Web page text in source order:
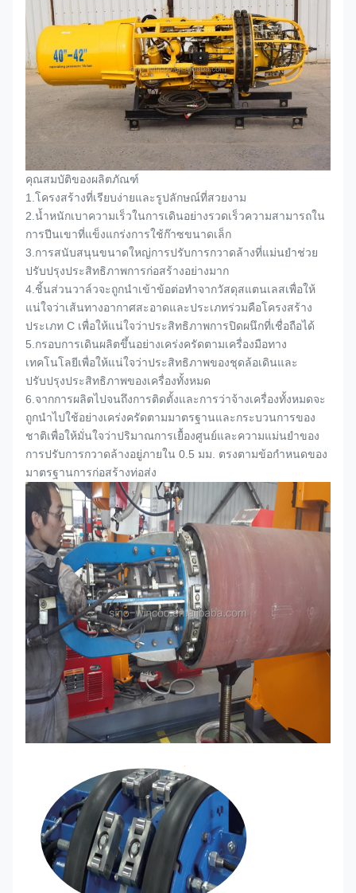
คุณสมบัติของผลิตภัณฑ์
1. โครงสร้างที่เรียบง่ายและรูปลักษณ์ที่สวยงาม
2. น้ำหนักเบาความเร็วในการเดินอย่างรวดเร็วความสามารถใน
การปีนเขาที่แข็งแกร่งการใช้ก๊าซขนาดเล็ก
3. การสนับสนุนขนาดใหญ่การปรับการกวาดล้างที่แม่นยำช่วย
ปรับปรุงประสิทธิภาพการก่อสร้างอย่างมาก
4. ชิ้นส่วนวาล์วจะถูกนำเข้าข้อต่อทำจากวัสดุสแตนเลสเพื่อให้
แน่ใจว่าเส้นทางอากาศสะอาดและประเภทร่วมคือโครงสร้าง
ประเภท C เพื่อให้แน่ใจว่าประสิทธิภาพการปิดผนึกที่เชื่อถือได้
5. กรอบการเดินผลิตขึ้นอย่างเคร่งครัดตามเครื่องมือทาง
เทคโนโลยีเพื่อให้แน่ใจว่าประสิทธิภาพของชุดล้อเดินและ
ปรับปรุงประสิทธิภาพของเครื่องทั้งหมด
6. จากการผลิตไปจนถึงการติดตั้งและการว่าจ้างเครื่องทั้งหมดจะ
ถูกนำไปใช้อย่างเคร่งครัดตามมาตรฐานและกระบวนการของ
ชาติเพื่อให้มั่นใจว่าปริมาณการเยื้องศูนย์และความแม่นยำของ
การปรับการกวาดล้างอยู่ภายใน 0.5 มม. ตรงตามข้อกำหนดของ
มาตรฐานการก่อสร้างท่อส่ง